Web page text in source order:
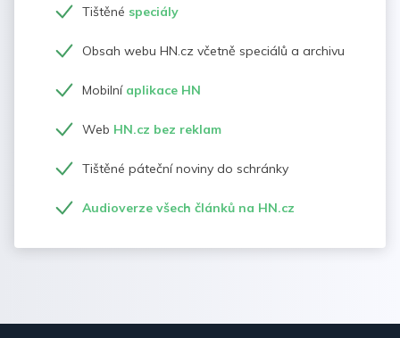
Tištěné speciály
Obsah webu HN.cz včetně speciálů a archivu
Mobilní aplikace HN
Web HN.cz bez reklam
Tištěné páteční noviny do schránky
Audioverze všech článků na HN.cz